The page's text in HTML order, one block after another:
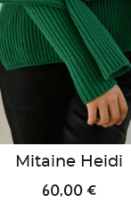
Mitaine Heidi
60,00 €